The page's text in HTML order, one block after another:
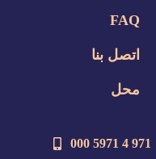
FAQ
اتصل بنا
محل
971 4 5971 000